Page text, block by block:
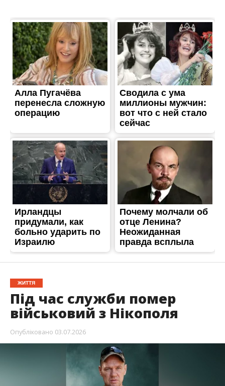
ЖИТТЯ
Під час служби помер
військовий з Нікополя
Опубліковано 03.07.2026